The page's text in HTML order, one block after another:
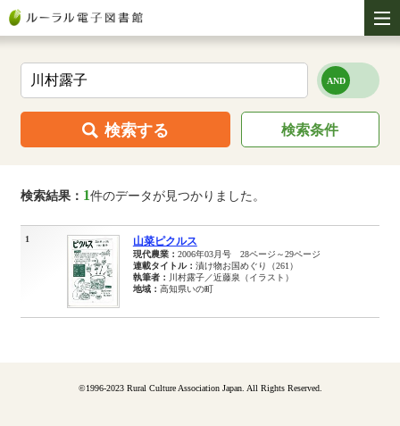
検索する 検索条件
検索結果： 1件のデータが見つかりました。
1 山菜ピクルス
現代農業： 2006年03月号 28ページ～29ページ
連載タイトル： 漬け物お国めぐり（261）
執筆者：
川村露子／近藤泉（イラスト）
地域： 高知県いの町
©1996-2023 Rural Culture Association Japan. All Rights Reserved.